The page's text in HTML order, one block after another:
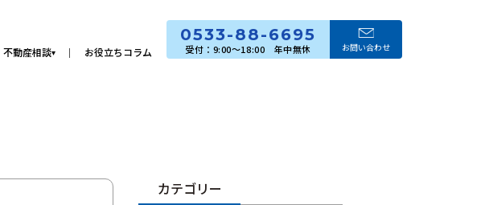
不動産相談▾ お役立ちコラム
0533-88-6695
お問い合わせ
カテゴリー